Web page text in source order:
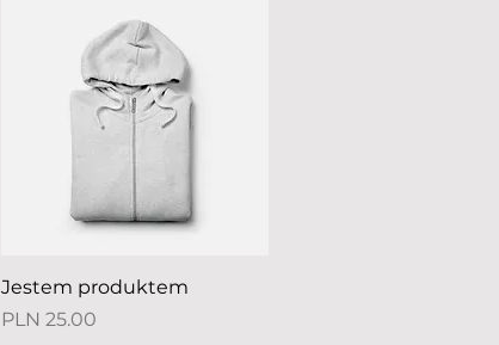
Quick View
Jestem produktem
Price
PLN 25.00